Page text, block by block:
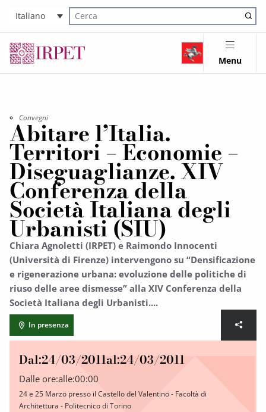
Italiano
Cerca nel sito
Menu
Convegni
Abitare l’Italia.
Territori – Economie –
Diseguaglianze. XIV
Conferenza della
Società Italiana degli
Urbanisti (SIU)
Chiara Agnoletti (IRPET) e Raimondo Innocenti
(Università di Firenze) intervengono su “Densificazione
e rigenerazione urbana: evoluzione delle politiche di
riuso delle aree dismesse” alla XIV Conferenza della
Società Italiana degli Urbanisti....
In presenza
Dal:24/03/2011al:24/03/2011
Dalle ore:alle:00:00
24 e 25 Marzo presso il Castello del Valentino - Facoltà di
Architettura - Politecnico di Torino